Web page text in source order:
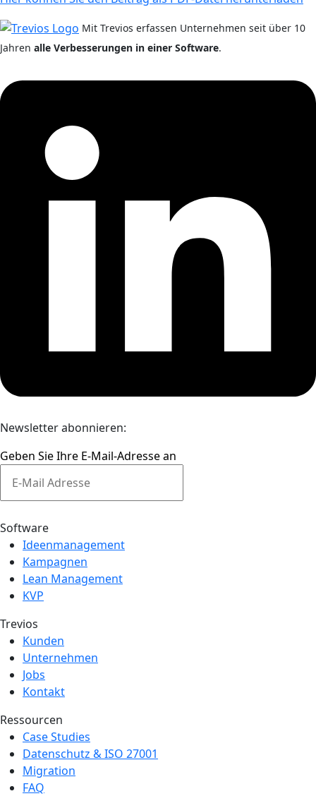
Mit Trevios erfassen Unternehmen seit über 10
Jahren alle Verbesserungen in einer Software.
Newsletter abonnieren:
Geben Sie Ihre E-Mail-Adresse an
Software
Ideenmanagement
Kampagnen
Lean Management
KVP
Trevios
Kunden
Unternehmen
Jobs
Kontakt
Ressourcen
Case Studies
Datenschutz & ISO 27001
Migration
FAQ